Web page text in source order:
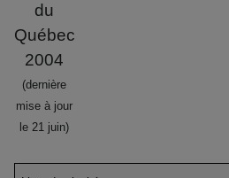
du
Québec
2004
(dernière
mise à jour
le 21 juin)